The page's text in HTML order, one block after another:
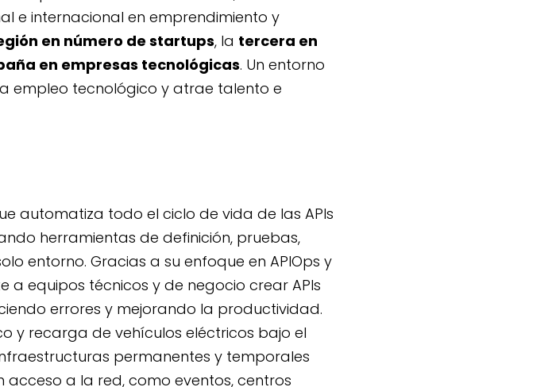
e internacional en emprendimiento y
en número de startups, la tercera en
en empresas tecnológicas. Un entorno
empleo tecnológico y atrae talento e
automatiza todo el ciclo de vida de las APIs
herramientas de definición, pruebas,
entorno. Gracias a su enfoque en APIOps y
a equipos técnicos y de negocio crear APIs
errores y mejorando la productividad.
y recarga de vehículos eléctricos bajo el
permanentes y temporales
a la red, como eventos, centros